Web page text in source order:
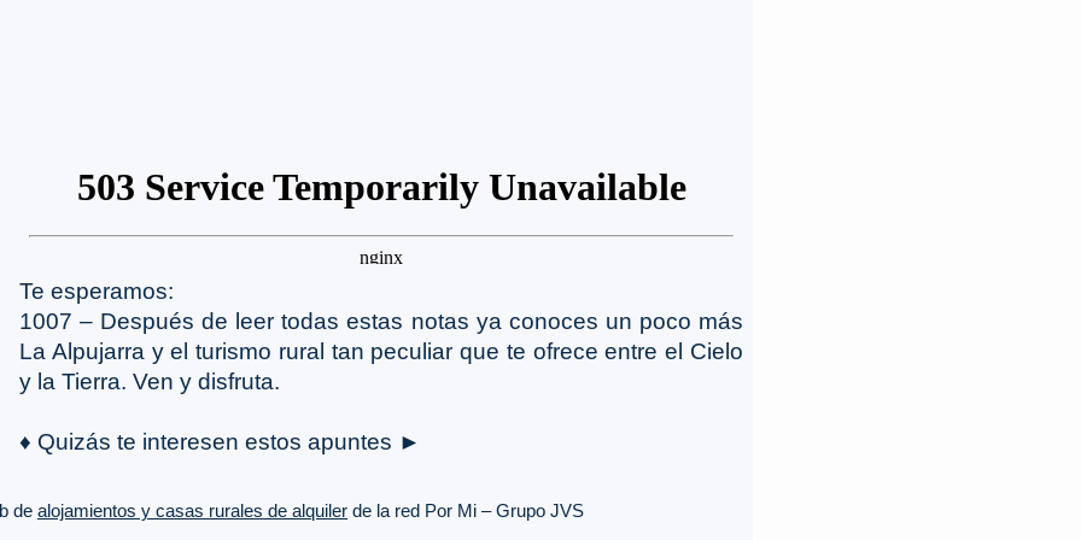
Te esperamos:
1007 – Después de leer todas estas notas ya conoces un poco más
La Alpujarra y el turismo rural tan peculiar que te ofrece entre el Cielo
y la Tierra. Ven y disfruta.
♦ Quizás te interesen estos apuntes ►
de alojamientos y casas rurales de alquiler de la red Por Mi – Grupo JVS